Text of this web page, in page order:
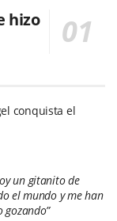
hizo
conquista el
un gitanito de
el mundo y me han
gozando”